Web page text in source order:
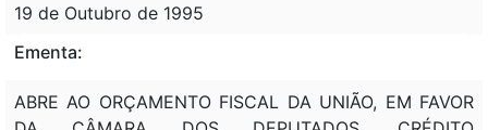
19 de Outubro de 1995
Ementa:
ABRE AO ORÇAMENTO FISCAL DA UNIÃO, EM FAVOR